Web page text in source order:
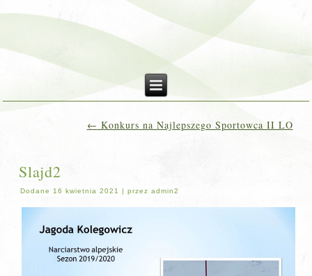
← Konkurs na Najlepszego Sportowca II LO
Slajd2
Dodane 16 kwietnia 2021 |przez admin2